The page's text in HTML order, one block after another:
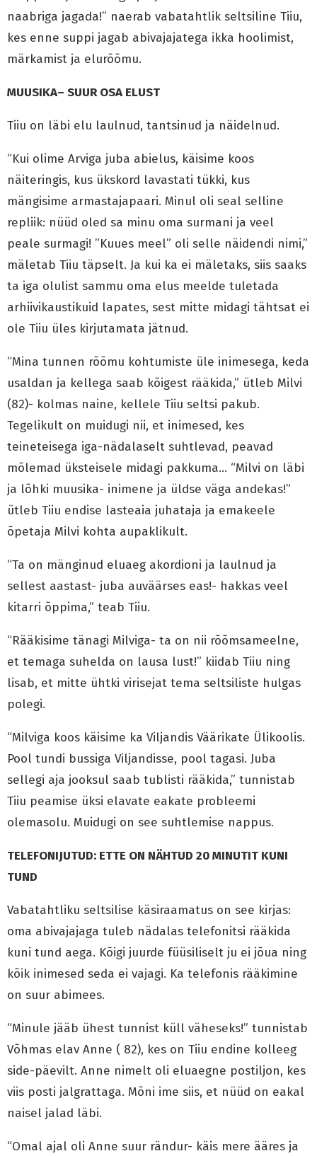
naabriga jagada!” naerab vabatahtlik seltsiline Tiiu,
kes enne suppi jagab abivajajatega ikka hoolimist,
märkamist ja elurõõmu.
MUUSIKA– SUUR OSA ELUST
Tiiu on läbi elu laulnud, tantsinud ja näidelnud.
“Kui olime Arviga juba abielus, käisime koos
näiteringis, kus ükskord lavastati tükki, kus
mängisime armastajapaari. Minul oli seal selline
repliik: nüüd oled sa minu oma surmani ja veel
peale surmagi! ”Kuues meel” oli selle näidendi nimi,”
mäletab Tiiu täpselt. Ja kui ka ei mäletaks, siis saaks
ta iga olulist sammu oma elus meelde tuletada
arhiivikaustikuid lapates, sest mitte midagi tähtsat ei
ole Tiiu üles kirjutamata jätnud.
“Mina tunnen rõõmu kohtumiste üle inimesega, keda
usaldan ja kellega saab kõigest rääkida,” ütleb Milvi
(82)- kolmas naine, kellele Tiiu seltsi pakub.
Tegelikult on muidugi nii, et inimesed, kes
teineteisega iga-nädalaselt suhtlevad, peavad
mõlemad üksteisele midagi pakkuma… “Milvi on läbi
ja lõhki muusika- inimene ja üldse väga andekas!”
ütleb Tiiu endise lasteaia juhataja ja emakeele
õpetaja Milvi kohta aupaklikult.
“Ta on mänginud eluaeg akordioni ja laulnud ja
sellest aastast- juba auväärses eas!- hakkas veel
kitarri õppima,” teab Tiiu.
“Rääkisime tänagi Milviga- ta on nii rõõmsameelne,
et temaga suhelda on lausa lust!” kiidab Tiiu ning
lisab, et mitte ühtki virisejat tema seltsiliste hulgas
polegi.
“Milviga koos käisime ka Viljandis Väärikate Ülikoolis.
Pool tundi bussiga Viljandisse, pool tagasi. Juba
sellegi aja jooksul saab tublisti rääkida,” tunnistab
Tiiu peamise üksi elavate eakate probleemi
olemasolu. Muidugi on see suhtlemise nappus.
TELEFONIJUTUD: ETTE ON NÄHTUD 20 MINUTIT KUNI
TUND
Vabatahtliku seltsilise käsiraamatus on see kirjas:
oma abivajajaga tuleb nädalas telefonitsi rääkida
kuni tund aega. Kõigi juurde füüsiliselt ju ei jõua ning
kõik inimesed seda ei vajagi. Ka telefonis rääkimine
on suur abimees.
“Minule jääb ühest tunnist küll väheseks!” tunnistab
Võhmas elav Anne ( 82), kes on Tiiu endine kolleeg
side-päevilt. Anne nimelt oli eluaegne postiljon, kes
viis posti jalgrattaga. Mõni ime siis, et nüüd on eakal
naisel jalad läbi.
“Omal ajal oli Anne suur rändur- käis mere ääres ja